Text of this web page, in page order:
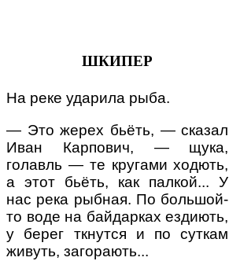
ШКИПЕР
На реке ударила рыба.
— Это жерех бьёть, — сказал
Иван Карпович, — щука,
голавль — те кругами ходють,
а этот бьёть, как палкой... У
нас река рыбная. По большой-
то воде на байдарках ездиють,
у берег ткнутся и по суткам
живуть, загорають...